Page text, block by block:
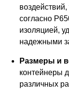
согласно
изоляцией,
надежными
Размеры и
контейнеры
различных